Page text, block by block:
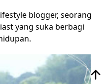
blogger, seorang
yang suka berbagi